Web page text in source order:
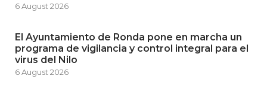
6 August 2026
El Ayuntamiento de Ronda pone en marcha un
programa de vigilancia y control integral para el
virus del Nilo
6 August 2026